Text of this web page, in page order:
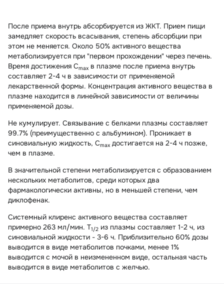
После приема внутрь абсорбируется из ЖКТ. Прием пищи
замедляет скорость всасывания, степень абсорбции при
этом не меняется. Около 50% активного вещества
метаболизируется при "первом прохождении" через печень.
Время достижения Сmax в плазме после приема внутрь
составляет 2-4 ч в зависимости от применяемой
лекарственной формы. Концентрация активного вещества в
плазме находится в линейной зависимости от величины
применяемой дозы.
Не кумулирует. Связывание с белками плазмы составляет
99.7% (преимущественно с альбумином). Проникает в
синовиальную жидкость, Cmax достигается на 2-4 ч позже,
чем в плазме.
В значительной степени метаболизируется с образованием
нескольких метаболитов, среди которых два
фармакологически активны, но в меньшей степени, чем
диклофенак.
Системный клиренс активного вещества составляет
примерно 263 мл/мин. T1/2 из плазмы составляет 1-2 ч, из
синовиальной жидкости - 3-6 ч. Приблизительно 60% дозы
выводится в виде метаболитов почками, менее 1%
выводится с мочой в неизмененном виде, остальная часть
выводится в виде метаболитов с желчью.